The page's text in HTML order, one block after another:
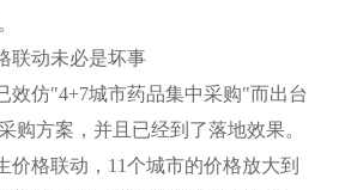
联动未必是坏事
效仿"4+7城市药品集中采购"而出台
购方案，并且已经到了落地效果。
价格联动， 11个城市的价格放大到